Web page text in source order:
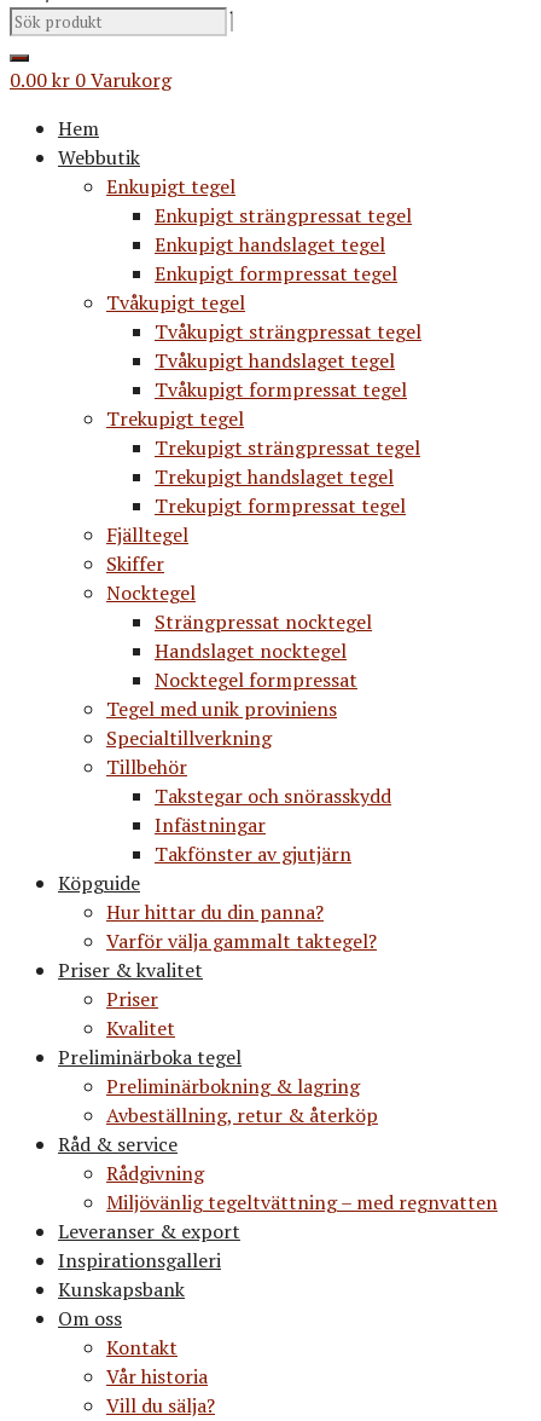
0.00kr 0Varukorg
Hem
Webbutik
Enkupigt tegel
Enkupigt strängpressat tegel
Enkupigt handslaget tegel
Enkupigt formpressat tegel
Tvåkupigt tegel
Tvåkupigt strängpressat tegel
Tvåkupigt handslaget tegel
Tvåkupigt formpressat tegel
Trekupigt tegel
Trekupigt strängpressat tegel
Trekupigt handslaget tegel
Trekupigt formpressat tegel
Fjälltegel
Skiffer
Nocktegel
Strängpressat nocktegel
Handslaget nocktegel
Nocktegel formpressat
Tegel med unik proviniens
Specialtillverkning
Tillbehör
Takstegar och snörasskydd
Infästningar
Takfönster av gjutjärn
Köpguide
Hur hittar du din panna?
Varför välja gammalt taktegel?
Priser & kvalitet
Priser
Kvalitet
Preliminärboka tegel
Preliminärbokning & lagring
Avbeställning, retur & återköp
Råd & service
Rådgivning
Miljövänlig tegeltvättning – med regnvatten
Leveranser & export
Inspirationsgalleri
Kunskapsbank
Om oss
Kontakt
Vår historia
Vill du sälja?